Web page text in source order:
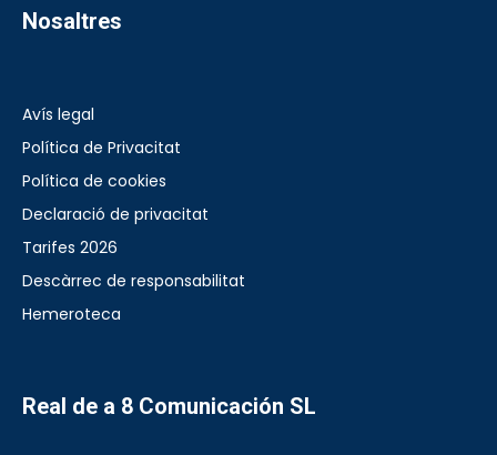
Nosaltres
Avís legal
Política de Privacitat
Política de cookies
Declaració de privacitat
Tarifes 2026
Descàrrec de responsabilitat
Hemeroteca
Real de a 8 Comunicación SL